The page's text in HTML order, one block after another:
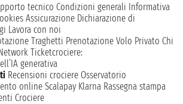
tecnico Condizioni generali Informativa
Assicurazione Dichiarazione di
Lavora con noi
Traghetti Prenotazione Volo Privato Chi
Ticketcrociere:
generativa
Recensioni crociere Osservatorio
online Scalapay Klarna Rassegna stampa
Crociere